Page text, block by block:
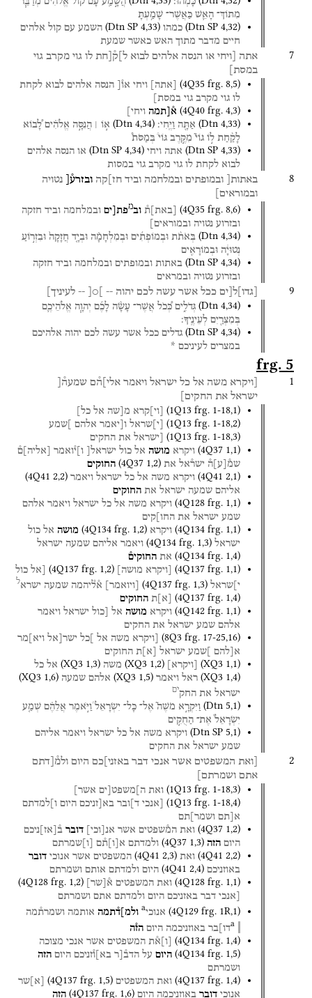
מִתּוֹךְ־ הָאֵ֛שׁ כַּאֲשֶׁר־ שָׁמַ֥עְתָּ
(Dtn SP 4,32) כמהו (Dtn SP 4,33) השמע עם קול אלהים
חיים מדבר מתוך האש כאשר שמעת
7 אתה [ויחי או הנסה אלהים לבוא ל]ק֯[חת לו גוי מקרב גוי
במסת]
(4Q35 frg. 8,5) אתה ויחי או֯[ הנסה אלהים לבוא לקחת
לו גוי מקרב גוי במסת]
(4Q40 frg. 4,3) א֯[תמה ויחי]
(Dtn 4,33) אַתָּ֖ה וַיֶּֽחִי׃ (Dtn 4,34) א֣וֹ ׀ הֲנִסָּ֣ה אֱלֹהִ֗ים לָ֠בוֹא
לָקַ֨חַת ל֣וֹ גוֹי֮ מִקֶּ֣רֶב גּוֹי֒ בְּמַסֹּת֩
(Dtn SP 4,33) אתה ויחי (Dtn SP 4,34) או הנסה אלהים
לבוא לקחת לו גוי מקרב גוי במסות
8 באתות[ ובמופתים ובמלחמה וביד חז]קה ובזרע֯[
נטויה
ובמוראים]
(4Q35 frg. 8,6) באת ת֯ ובמפת[ים ובמלחמה וביד חזקה
ובזרוע נטויה ובמוראים]
(Dtn 4,34) בְּאֹתֹ֨ת וּבְמוֹפְתִ֜ים וּבְמִלְחָמָ֗ה וּבְיָ֤ד חֲזָקָה֙ וּבִזְר֣וֹעַ
נְטוּיָ֔ה וּבְמוֹרָאִ֖ים
(Dtn SP 4,34) באתות ובמופתים ובמלחמה וביד חזקה
ובזרוע נטויה ובמראים
9 גדו ל[ים ככל אשר עשה לכם יהוה --
]○[
-- לעיניך]
(Dtn 4,34) גְּדֹלִ֑ים כְּ֠כֹל אֲשֶׁר־ עָשָׂ֨ה לָכֶ֜ם יְהוָ֧ה אֱלֹהֵיכֶ֛ם
בְּמִצְרַ֖יִם לְעֵינֶֽיךָ׃
(Dtn SP 4,34) גדלים ככל אשר עשה לכם יהוה אלהיכם
במצרים לעיניכם *
frg. 5
1 [ויקרא משה אל כל ישראל ויאמר אלי]ה֯ם שמעה֯[
ישראל את החקים]
(1Q13 frg. 1-18,1) וי קרא מ[שה אל כל]
(1Q13 frg. 1-18,2) י שראל ו[יאמר אלהם ]שמע
(1Q13 frg. 1-18,3) [ישראל את החקים
(4Q37 1,1) ויקרא מושה אל כול ישראל[ ו]י֯ואמר אליה ם֯
שמ֯ ע ה֯ ישר֯אל את (4Q37 1,2) החוקים
(4Q41 2,1) ויקרא משה אל כל ישראל ויאמר (4Q41 2,2)
אליהם שמעה ישראל את החוקים
(4Q128 frg. 1,1) ויקרא משה אל כל ישראל ויאמר אלהם
שמע ישראל את החו]קים
(4Q134 frg. 1,1) ויקרא (4Q134 frg. 1,2) מושה אל כול
ישראל
(4Q134 frg. 1,3) ויאמר אליהם שמעה ישראל
(4Q134 frg. 1,4) את החוקים֯
(4Q137 frg. 1,1) [ויקרא מושה] (4Q137 frg. 1,2) [אל כול
י]שראל
(4Q137 frg. 1,3) ויואמר א֯ל֯יהמה שמעה ישראל
(4Q137 frg. 1,4) א ת החוקים
(4Q142 frg. 1,1) ויקרא מושה אל [כול ישראל ויאמר
אלהם שמע ישראל את החקים
(8Q3 frg. 17-25,16) [ויקרא משה אל ]כל ישר[אל ויא]מר
א[להם
]שמע ישראל א ת החוקים
(XQ3 1,1) ויקרא (XQ3 1,2) משה (XQ3 1,3) אל כל
(XQ3 1,4) ראל ויאמר (XQ3 1,5) אלהם שמעה (XQ3 1,6)
ישראל את החקים
(Dtn 5,1) וַיִּקְרָ֣א מֹשֶׁה֮ אֶל־ כָּל־ יִשְׂרָאֵל֒ וַיֹּ֣אמֶר אֲלֵהֶ֗ם שְׁמַ֤ע
יִשְׂרָאֵל֙ אֶת־ הַחֻקִּ֣ים
(Dtn SP 5,1) ויקרא משה אל כל ישראל ויאמר אליהם
שמע ישראל את החקים
2 [ואת המשפטים אשר אנכי דבר באזני]כם היום ולמ֯[דתם
אתם ושמרתם]
(1Q13 frg. 1-18,3) ואת ה]משפט[ים אשר]
(1Q13 frg. 1-18,4) [אנכי ד]ובר בא[זניכם היום ו]למדתם
א[תם ושמר]תם
(4Q37 1,2) ואת המ֯שפטים אשר אנ וכי דובר ב֯ אז ניכם
היום הזה (4Q37 1,3) ולמדתם א ו ת֯ם ו שמרתם
(4Q41 2,2) ואת (4Q41 2,3) המשפטים אשר אנוכי דובר
באוזניכם
(4Q41 2,4) היום ולמדתם אותם ושמרתם
(4Q128 frg. 1,1) ואת המשפטים א֯ שר (4Q128 frg. 1,2)
[אנכי דבר באזניכם היום ולמדתם אתם ושמרתם
(4Q129 frg. 1R,1) אנוכיa‏ ולמ]ד֯תמה אותמה ושמרת֯מה
aדו]בר באוזניכמה היום הז֯ה
(4Q134 frg. 1,4) ו א֯ת המשפטים אשר אנכי מצוכה
(4Q134 frg. 1,5) היום על הדב֯[ר בא]ו֯זניכם היום הזה
ושמרתם
(4Q137 frg. 1,4) ואת המשפטים (4Q137 frg. 1,5) א שר
אנוכי דובר באוזניכמה היום (4Q137 frg. 1,6) הזה